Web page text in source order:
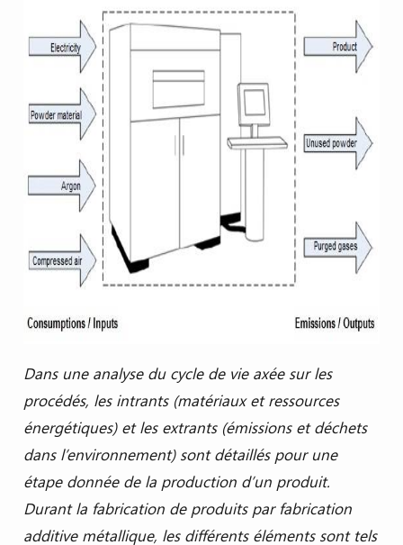
Dans une analyse du cycle de vie axée sur les
procédés, les intrants (matériaux et ressources
énergétiques) et les extrants (émissions et déchets
dans l’environnement) sont détaillés pour une
étape donnée de la production d’un produit.
Durant la fabrication de produits par fabrication
additive métallique, les différents éléments sont tels